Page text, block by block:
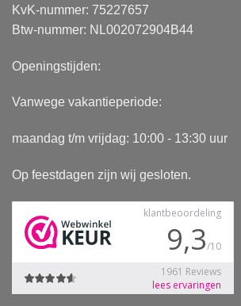
KvK-nummer: 75227657
Btw-nummer: NL002072904B44
Openingstijden:
Vanwege vakantieperiode:
maandag t/m vrijdag: 10:00 - 13:30 uur
Op feestdagen zijn wij gesloten.